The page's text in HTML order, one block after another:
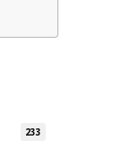
233